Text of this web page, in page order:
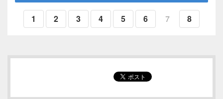
1 2 3 4 5 6 7 8